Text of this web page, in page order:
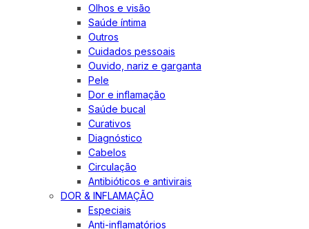
Olhos e visão
Saúde íntima
Outros
Cuidados pessoais
Ouvido, nariz e garganta
Pele
Dor e inflamação
Saúde bucal
Curativos
Diagnóstico
Cabelos
Circulação
Antibióticos e antivirais
DOR & INFLAMAÇÃO
Especiais
Anti-inflamatórios